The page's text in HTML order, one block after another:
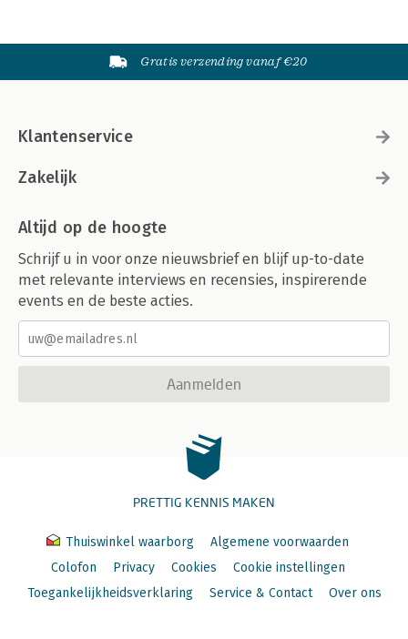
Gratis verzending vanaf €20
Klantenservice
Zakelijk
Altijd op de hoogte
Schrijf u in voor onze nieuwsbrief en blijf up-to-date
met relevante interviews en recensies, inspirerende
events en de beste acties.
Aanmelden
PRETTIG KENNIS MAKEN
Thuiswinkel waarborg
Algemene voorwaarden
Colofon
Privacy Cookies
Cookie instellingen
Toegankelijkheidsverklaring
Service & Contact Over ons